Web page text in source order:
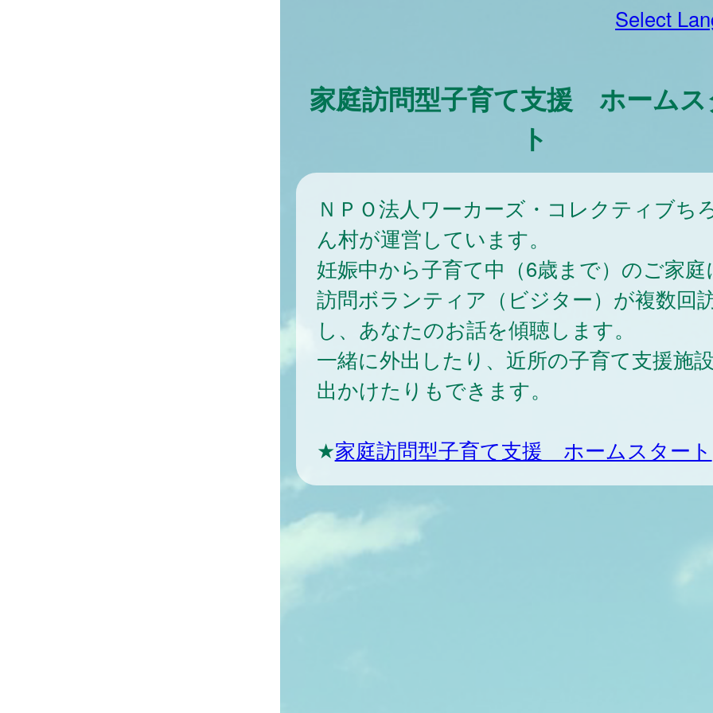
Select
家庭訪問型子育て支援 ホームス
ト
ＮＰＯ法人ワーカーズ・コレクティブち
ん村が運営しています。
妊娠中から子育て中（6歳まで）のご家庭
訪問ボランティア（ビジター）が複数回
し、あなたのお話を傾聴します。
一緒に外出したり、近所の子育て支援施
出かけたりもできます。
★家庭訪問型子育て支援 ホームスタート